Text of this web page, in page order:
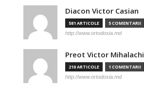
Diacon Victor Casian
581 ARTICOLE 5 COMENTARII
http://www.ortodoxia.md
Preot Victor Mihalachi
210 ARTICOLE 1 COMENTARII
http://www.ortodoxia.md